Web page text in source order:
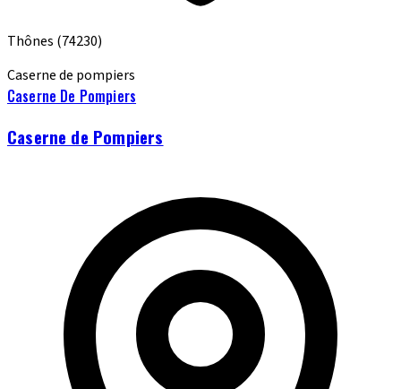
Thônes (74230)
Caserne de pompiers
Caserne De Pompiers
Caserne de Pompiers